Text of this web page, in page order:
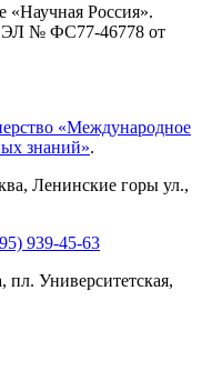
«Научная Россия».
ЭЛ № ФС77-46778 от
«Международное
знаний».
, Ленинские горы ул.,
939-45-63
, пл. Университетская,